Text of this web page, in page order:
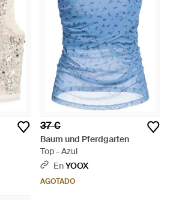
37 €
Baum und Pferdgarten
Top - Azul
EnYOOX
AGOTADO